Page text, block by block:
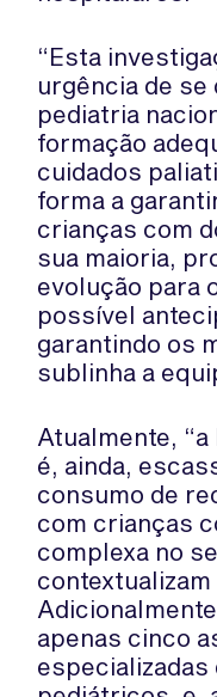
“Esta
urgência de
pediatria
formação
cuidados
forma a
crianças com
sua maioria,
evolução para
possível
garantindo os
sublinha a
Atualmente,
é, ainda,
consumo de
com crianças
complexa no
apenas cinco